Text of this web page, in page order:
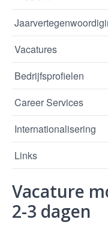
Vacatures
Bedrijfsprofielen
Career Services
Internationalisering
Links
Vacature
2-3 dagen